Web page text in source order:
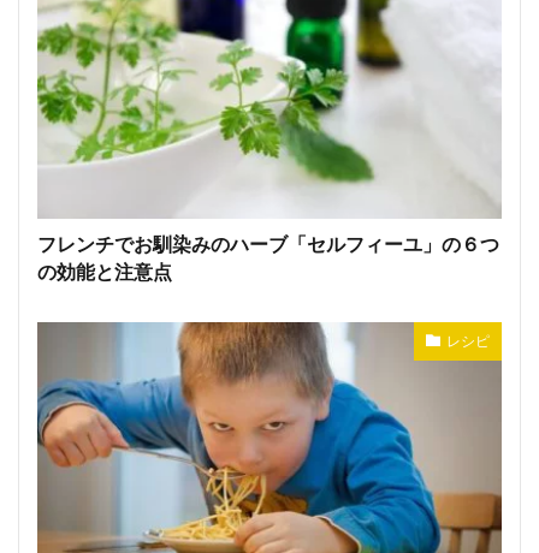
フレンチでお馴染みのハーブ「セルフィーユ」の６つ
の効能と注意点
レシピ